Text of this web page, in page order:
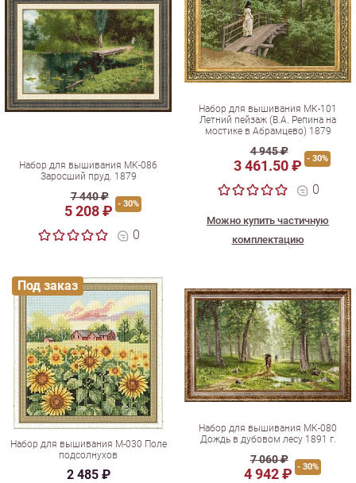
Набор для вышивания МК-086
Заросший пруд. 1879
7 440 ₽
5 208 ₽ - 30%
0
Набор для вышивания МК-101
Летний пейзаж (В.А. Репина на
мостике в Абрамцево) 1879
4 945 ₽
3 461.50 ₽ - 30%
0
Можно купить частичную
комплектацию
Набор для вышивания М-030 Поле
подсолнухов
2 485 ₽
Под заказ
Набор для вышивания МК-080
Дождь в дубовом лесу 1891 г.
7 060 ₽
4 942 ₽ - 30%